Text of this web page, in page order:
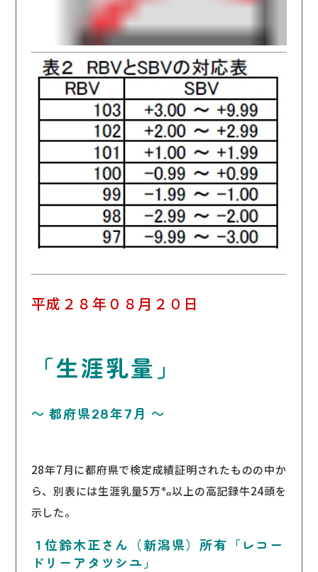
平成２８年０８月２０日
「生涯乳量」
～ 都府県28年7月 ～
28年7月に都府県で検定成績証明されたものの中か
ら、別表には生涯乳量5万㌔以上の高記録牛24頭を
示した。
１位鈴木正さん（新潟県）所有「レコー
ドリーアタツシユ」